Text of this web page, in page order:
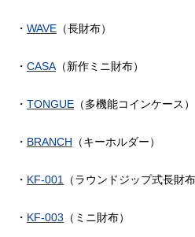
・ WAVE （長財布）
・ CASA （新作ミニ財布）
・ TONGUE （多機能コインケース）
・ BRANCH （キーホルダー）
・ KF-001 （ラウンドジップ式長財布
・ KF-003 （ミニ財布）